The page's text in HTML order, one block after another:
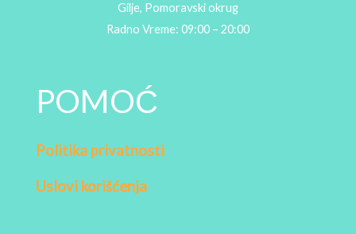
Gilje, Pomoravski okrug
Radno Vreme: 09:00 – 20:00
POMOĆ
Politika privatnosti
Uslovi korišćenja